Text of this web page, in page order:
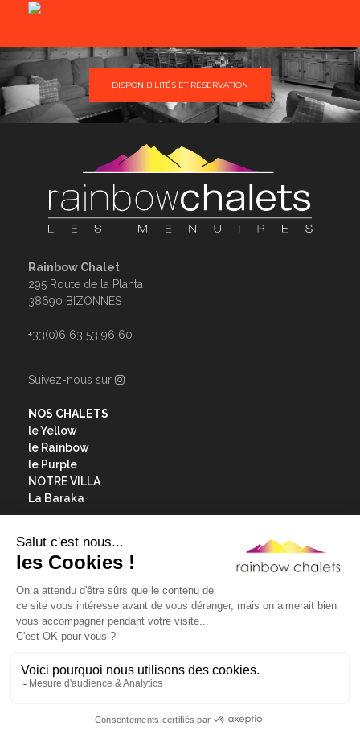
DISPONIBILITÉS ET RESERVATION
Rainbow Chalet
295 Route de la Planta
38690 BIZONNES
+33(0)6 63 53 96 60
Suivez-nous sur
NOS CHALETS
le Yellow
le Rainbow
le Purple
NOTRE VILLA
La Baraka
Contact & accès
Les Menuires